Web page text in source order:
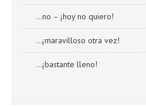
…no – ¡hoy no quiero!
…¡maravilloso otra vez!
…¡bastante lleno!